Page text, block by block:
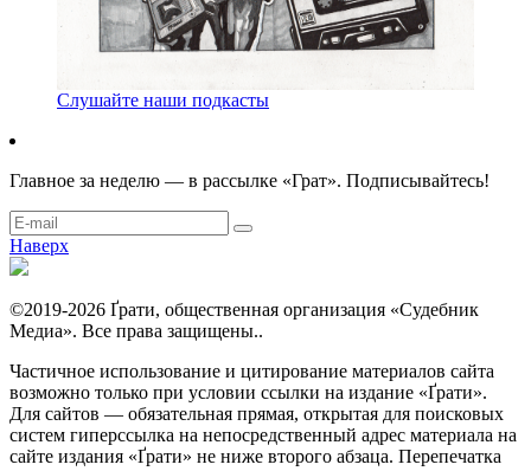
Слушайте наши подкасты
Главное за неделю — в рассылке «Грат». Подписывайтесь!
Наверх
©2019-2026 Ґрати, общественная организация «Судебник
Медиа». Все права защищены..
Частичное использование и цитирование материалов сайта
возможно только при условии ссылки на издание «Ґрати».
Для сайтов — обязательная прямая, открытая для поисковых
систем гиперссылка на непосредственный адрес материала на
сайте издания «Ґрати» не ниже второго абзаца. Перепечатка